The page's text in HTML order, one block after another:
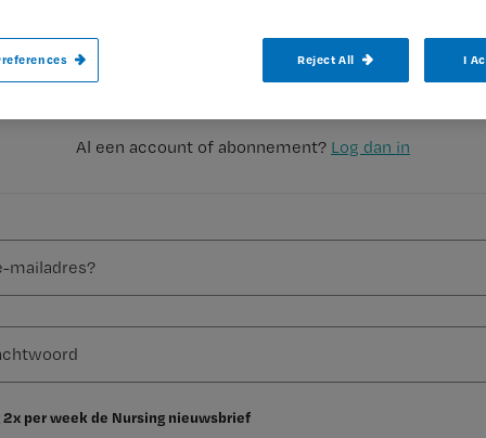
Wil je dit artikel lezen?
Al een account of abonnement? Log dan in
2x per week de Nursing nieuwsbrief
Reject All I